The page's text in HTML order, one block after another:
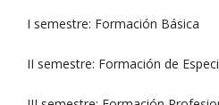
I semestre: Formación Básica
II semestre: Formación de